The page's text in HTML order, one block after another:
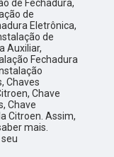
de Fechadura,
de
Eletrônica,
de
Auxiliar,
Fechadura
Chaves
Chave
Chave
Citroen. Assim,
mais.